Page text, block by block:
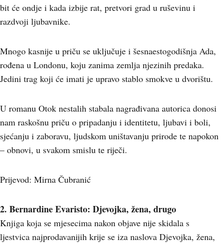
bit će ondje i kada izbije rat, pretvori grad u ruševinu i
razdvoji ljubavnike.
Mnogo kasnije u priču se uključuje i šesnaestogodišnja Ada,
rođena u Londonu, koju zanima zemlja njezinih predaka.
Jedini trag koji će imati je upravo stablo smokve u dvorištu.
U romanu Otok nestalih stabala nagrađivana autorica donosi
nam raskošnu priču o pripadanju i identitetu, ljubavi i boli,
sjećanju i zaboravu, ljudskom uništavanju prirode te napokon
– obnovi, u svakom smislu te riječi.
Prijevod: Mirna Čubranić
2. Bernardine Evaristo: Djevojka, žena, drugo
Knjiga koja se mjesecima nakon objave nije skidala s
ljestvica najprodavanijih krije se iza naslova Djevojka, žena,